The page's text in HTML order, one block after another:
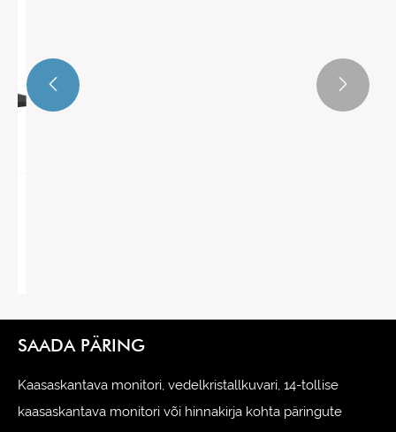
 
SAADA PÄRING
Kaasaskantava monitori, vedelkristallkuvari, 14-tollise
kaasaskantava monitori või hinnakirja kohta päringute